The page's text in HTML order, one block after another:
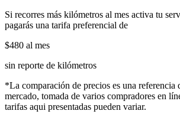
Si recorres más kilómetros al mes activa tu
pagarás una tarifa preferencial de
$480 al mes
sin reporte de kilómetros
*La comparación de precios es una referencia
mercado, tomada de varios compradores en
tarifas aqui presentadas pueden variar.